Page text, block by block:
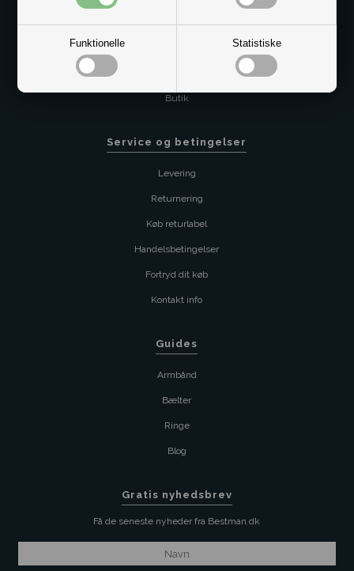
Funktionelle Statistiske
CVR 33496362 Thol Aps
Butik
Service og betingelser
Levering
Returnering
Køb returlabel
Handelsbetingelser
Fortryd dit køb
Kontakt info
Guides
Armbånd
Bælter
Ringe
Blog
Gratis nyhedsbrev
Få de seneste nyheder fra Bestman.dk